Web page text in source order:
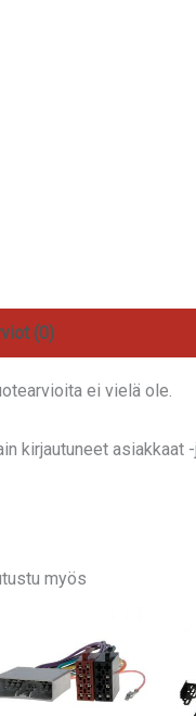
(0)
ei vielä ole.
kirjautuneet asiakkaat
myös